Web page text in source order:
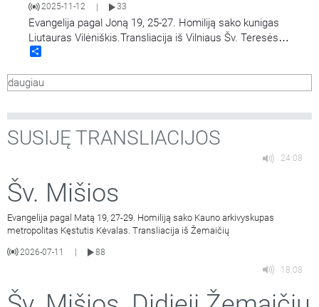
2025-11-12 33
Evangelija pagal Joną 19, 25-27. Homiliją sako kunigas
Liutauras Vilėniškis.Transliacija iš Vilniaus Šv. Teresės
bažnyčios. Aušros Vartų Švč. Mergelės Marijos
daugiau
SUSIJĘ TRANSLIACIJOS
24:08
Šv. Mišios
Evangelija pagal Matą 19, 27-29. Homiliją sako Kauno arkivyskupas
metropolitas Kęstutis Kėvalas. Transliacija iš Žemaičių
2026-07-11
88
18:08